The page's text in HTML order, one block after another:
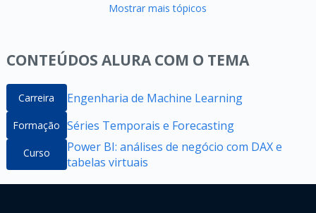
Mostrar mais tópicos
CONTEÚDOS ALURA COM O TEMA
Carreira Engenharia de Machine Learning
Formação Séries Temporais e Forecasting
Curso
Power BI: análises de negócio com DAX e
tabelas virtuais